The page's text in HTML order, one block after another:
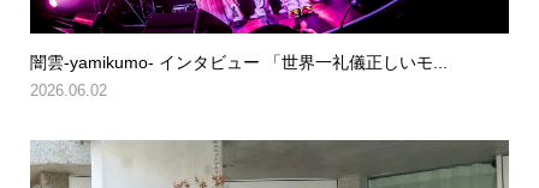
闇雲-yamikumo- インタビュー 「世界一礼儀正しいモ...
2026.06.02